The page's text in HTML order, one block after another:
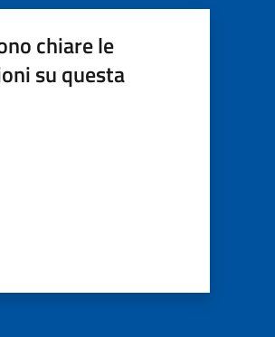
chiare le
su questa